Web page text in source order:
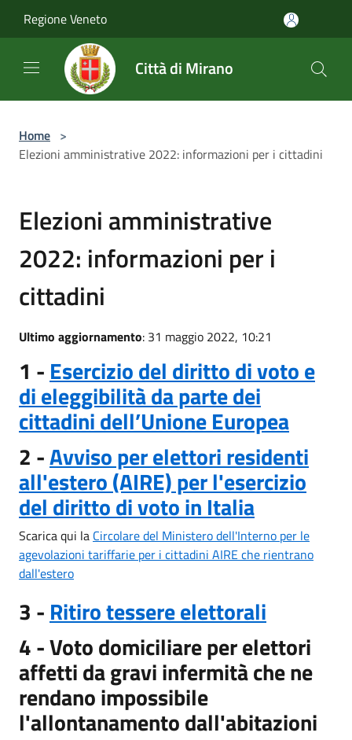
Regione Veneto
Città di Mirano
Home >
Elezioni amministrative 2022: informazioni per i cittadini
Elezioni amministrative
2022: informazioni per i
cittadini
Ultimo aggiornamento: 31 maggio 2022, 10:21
1 - Esercizio del diritto di voto e
di eleggibilità da parte dei
cittadini dell’Unione Europea
2 -Avviso per elettori residenti
all'estero (AIRE) per l'esercizio
del diritto di voto in Italia
Scarica qui la Circolare del Ministero dell'Interno per le
agevolazioni tariffarie per i cittadini AIRE che rientrano
dall'estero
3 - Ritiro tessere elettorali
4 - Voto domiciliare per elettori
affetti da gravi infermità che ne
rendano impossibile
l'allontanamento dall'abitazioni